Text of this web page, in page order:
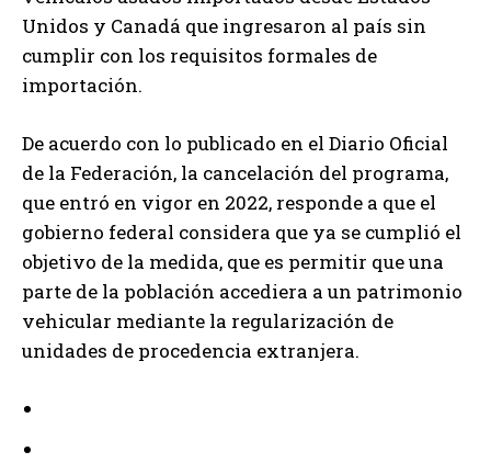
Unidos y Canadá que ingresaron al país sin
cumplir con los requisitos formales de
importación.
De acuerdo con lo publicado en el Diario Oficial
de la Federación, la cancelación del programa,
que entró en vigor en 2022, responde a que el
gobierno federal considera que ya se cumplió el
objetivo de la medida, que es permitir que una
parte de la población accediera a un patrimonio
vehicular mediante la regularización de
unidades de procedencia extranjera.